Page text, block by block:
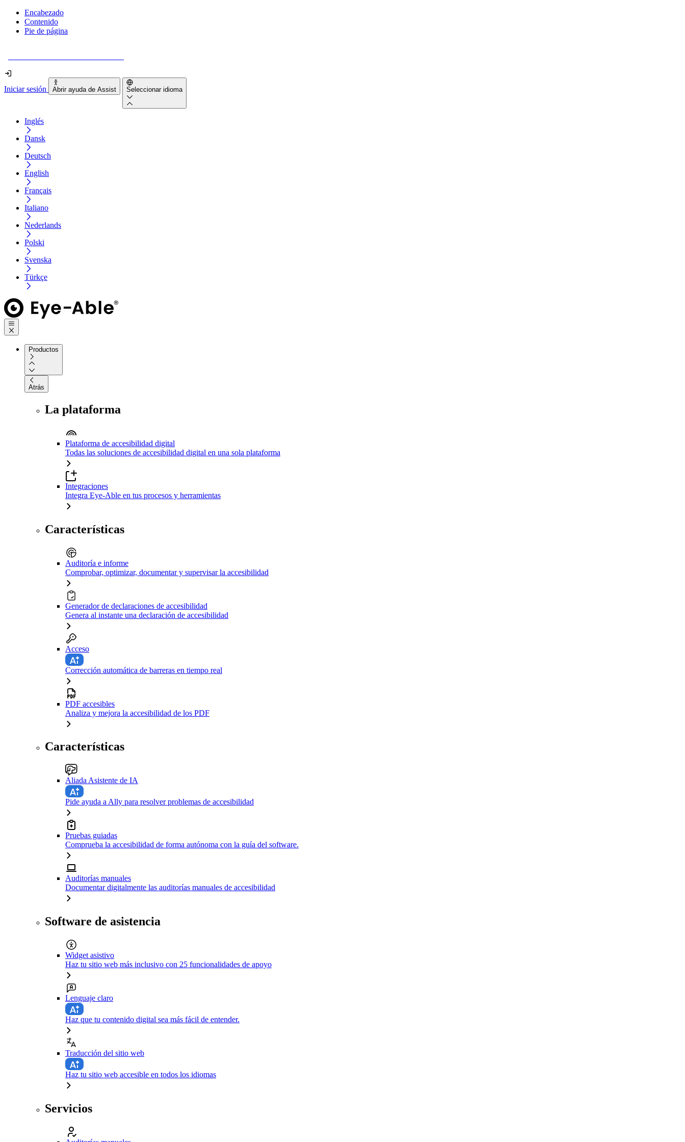
Encabezado
Contenido
Pie de página
Iniciar sesión Abrir ayuda de Assist Seleccionar idioma
Inglés
Dansk
Deutsch
English
Français
Italiano
Nederlands
Polski
Svenska
Türkçe
Productos
Atrás
La plataforma
Plataforma de accesibilidad digital
Todas las soluciones de accesibilidad digital en una sola plataforma
Integraciones
Integra Eye-Able en tus procesos y herramientas
Características
Auditoría e informe
Comprobar, optimizar, documentar y supervisar la accesibilidad
Generador de declaraciones de accesibilidad
Genera al instante una declaración de accesibilidad
Acceso
Corrección automática de barreras en tiempo real
PDF accesibles
Analiza y mejora la accesibilidad de los PDF
Características
Aliada Asistente de IA
Pide ayuda a Ally para resolver problemas de accesibilidad
Pruebas guiadas
Comprueba la accesibilidad de forma autónoma con la guía del software.
Auditorías manuales
Documentar digitalmente las auditorías manuales de accesibilidad
Software de asistencia
Widget asistivo
Haz tu sitio web más inclusivo con 25 funcionalidades de apoyo
Lenguaje claro
Haz que tu contenido digital sea más fácil de entender.
Traducción del sitio web
Haz tu sitio web accesible en todos los idiomas
Servicios